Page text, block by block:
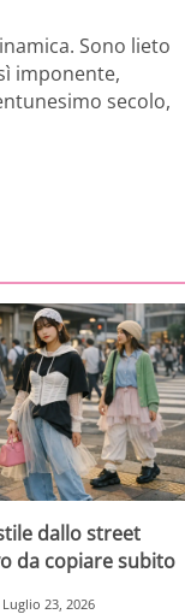
Sono lieto
imponente,
secolo,
dallo street
da copiare subito
Luglio 23, 2026